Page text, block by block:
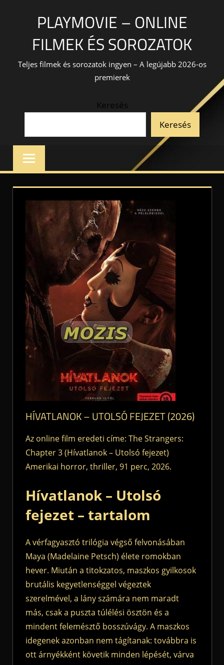
PLAYMOVIE – ONLINE
FILMEK ÉS SOROZATOK
Teljes filmek és sorozatok ingyen – A legújabb 2026-os
premierek
Keresés
Keresés
HÍVATLANOK – UTOLSÓ FEJEZET (2026)
Az online film eredeti címe: The Strangers:
Chapter 3 (Hívatlanok – Utolsó fejezet)
Amerikai horror, thriller, 91 perc, 2026.
Hívatlanok – Utolsó
fejezet – tartalom
A vérfagyasztó trilógia végső felvonásában
Maya (Madelaine Petsch) élete romokban
hever. Miután a titokzatos, maszkos gyilkosok
brutális kegyetlenséggel végeztek
szerelmével, a lány számára nem maradt
más, csak a puszta túlélési ösztön és a
mindent felemésztő bosszúvágy. A maszkos
idegenek azonban nem tágítanak: továbbra is
ott árnyékként követik minden lépését, várva